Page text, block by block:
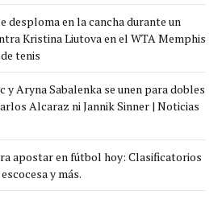
desploma en la cancha durante un
Kristina Liutova en el WTA Memphis
tenis
y Aryna Sabalenka se unen para dobles
Alcaraz ni Jannik Sinner | Noticias
apostar en fútbol hoy: Clasificatorios
y más.